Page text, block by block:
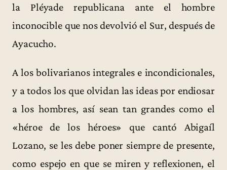
la Pléyade republicana ante el hombre
inconocible que nos devolvió el Sur, después de
Ayacucho.
A los bolivarianos integrales e incondicionales,
y a todos los que olvidan las ideas por endiosar
a los hombres, así sean tan grandes como el
«héroe de los héroes» que cantó Abigaíl
Lozano, se les debe poner siempre de presente,
como espejo en que se miren y reflexionen, el